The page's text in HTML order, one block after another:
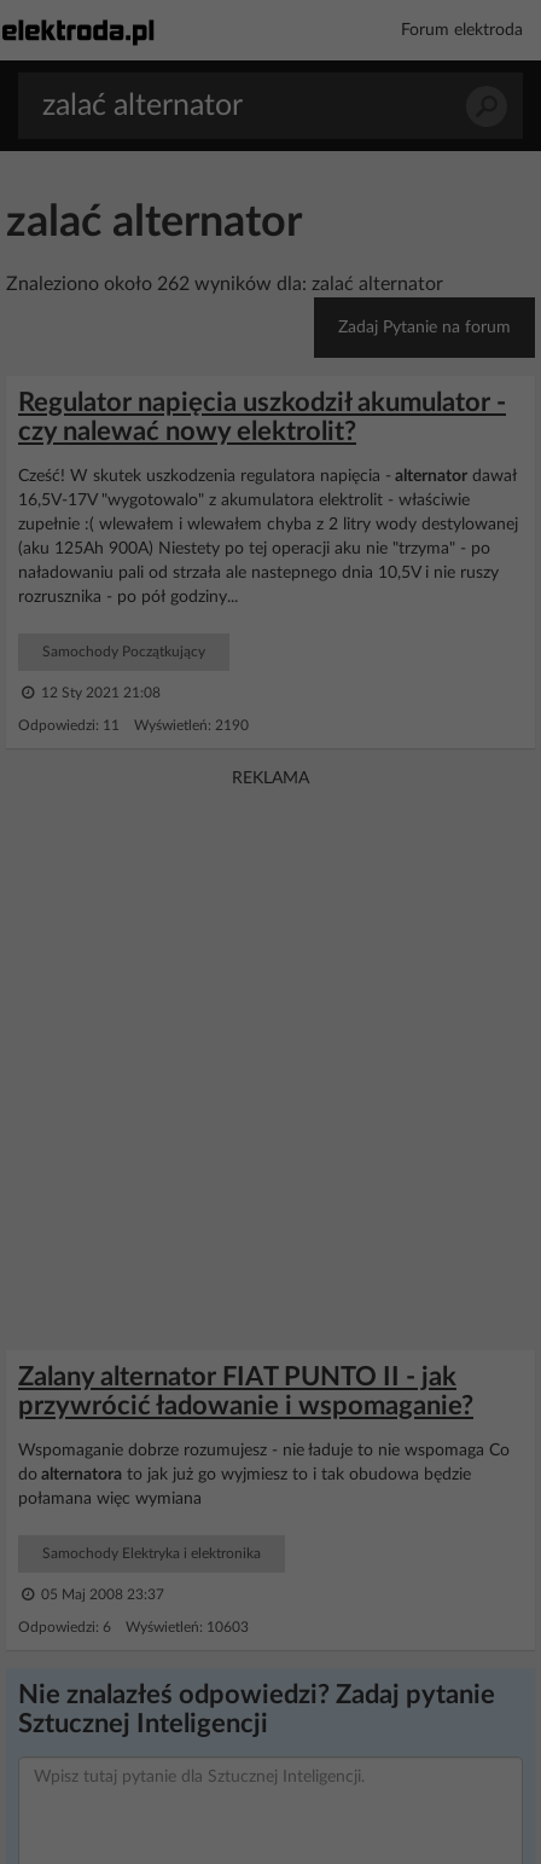
Forum elektroda
zalać alternator
Znaleziono około 262 wyników dla: zalać alternator
Zadaj Pytanie na forum
Regulator napięcia uszkodził akumulator -
czy nalewać nowy elektrolit?
Cześć! W skutek uszkodzenia regulatora napięcia - alternator dawał
16,5V-17V "wygotowalo" z akumulatora elektrolit - właściwie
zupełnie :( wlewałem i wlewałem chyba z 2 litry wody destylowanej
(aku 125Ah 900A) Niestety po tej operacji aku nie "trzyma" - po
naładowaniu pali od strzała ale nastepnego dnia 10,5V i nie ruszy
rozrusznika - po pół godziny...
Samochody Początkujący
12 Sty 2021 21:08
Odpowiedzi: 11 Wyświetleń: 2190
REKLAMA
Zalany alternator FIAT PUNTO II - jak
przywrócić ładowanie i wspomaganie?
Wspomaganie dobrze rozumujesz - nie ładuje to nie wspomaga Co
do alternatora to jak już go wyjmiesz to i tak obudowa będzie
połamana więc wymiana
Samochody Elektryka i elektronika
05 Maj 2008 23:37
Odpowiedzi: 6 Wyświetleń: 10603
Nie znalazłeś odpowiedzi? Zadaj pytanie
Sztucznej Inteligencji